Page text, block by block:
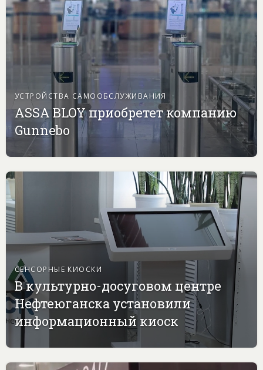
УСТРОЙСТВА САМООБСЛУЖИВАНИЯ
ASSA BLOY приобретет компанию
Gunnebo
СЕНСОРНЫЕ КИОСКИ
В культурно-досуговом центре
Нефтеюганска установили
информационный киоск